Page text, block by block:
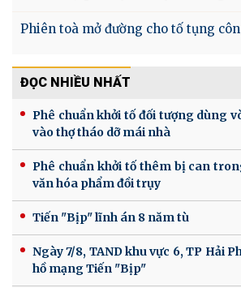
Phiên toà mở đường cho tố tụng
ĐỌC NHIỀU NHẤT
Phê chuẩn khởi tố đối tượng dùng
vào thợ tháo dỡ mái nhà
Phê chuẩn khởi tố thêm bị can
văn hóa phẩm đồi trụy
Tiến "Bịp" lĩnh án 8 năm tù
Ngày 7/8, TAND khu vực 6, TP Hải
hồ mạng Tiến "Bịp"